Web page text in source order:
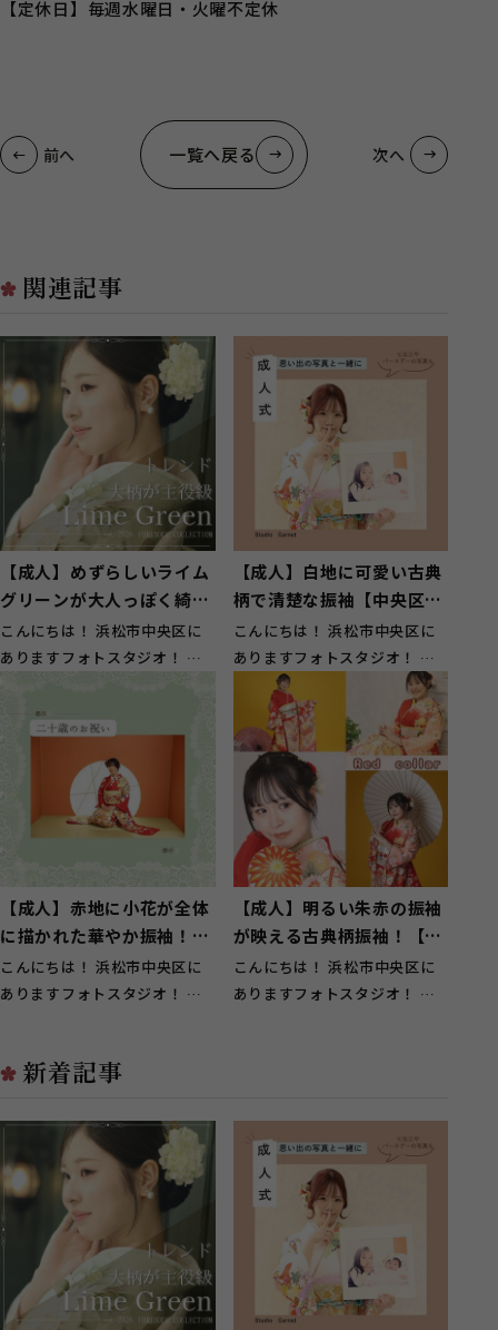
【定休日】毎週水曜日・火曜不定休
前へ 一覧へ戻る 次へ
関連記事
【成人】めずらしいライム
グリーンが大人っぽく綺麗
な振袖【湖西市】
こんにちは！ 浜松市中央区に
ありますフォトスタジオ！ ガ
市のお客様...
【成人】白地に可愛い古典
柄で清楚な振袖【中央区湖
東町】
こんにちは！ 浜松市中央区に
ありますフォトスタジオ！ ガ
ーネット浜松西店です！ 中央
区湖東町の...
【成人】赤地に小花が全体
に描かれた華やか振袖！
【中央区若林町】
こんにちは！ 浜松市中央区に
ありますフォトスタジオ！ ガ
【成人】明るい朱赤の振袖
が映える古典柄振袖！【湖
西市】
こんにちは！ 浜松市中央区に
ありますフォトスタジオ！ ガ
新着記事